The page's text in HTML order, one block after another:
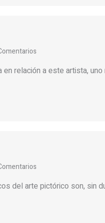
en relación a este artista,
del arte pictórico son, sin